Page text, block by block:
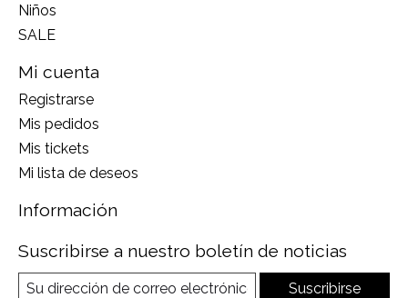
Niños
SALE
Mi cuenta
Registrarse
Mis pedidos
Mis tickets
Mi lista de deseos
Información
Suscribirse a nuestro boletín de noticias
Suscribirse